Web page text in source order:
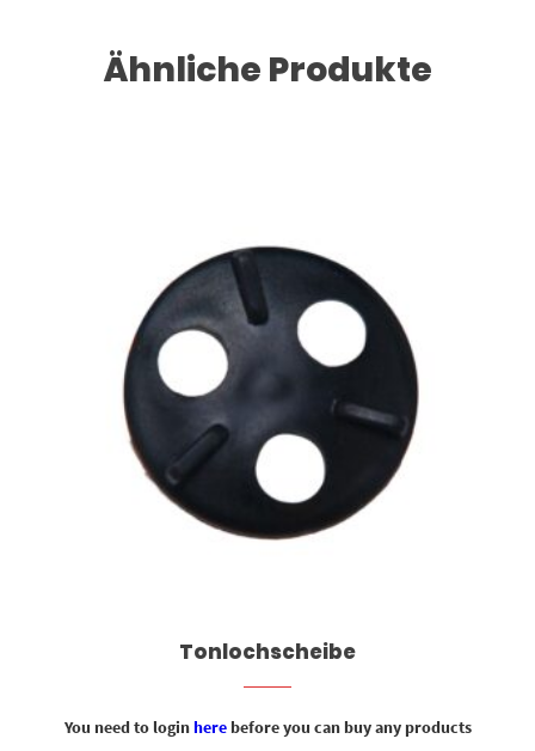
Ähnliche Produkte
Tonlochscheibe
You need to loginherebefore you can buy any products